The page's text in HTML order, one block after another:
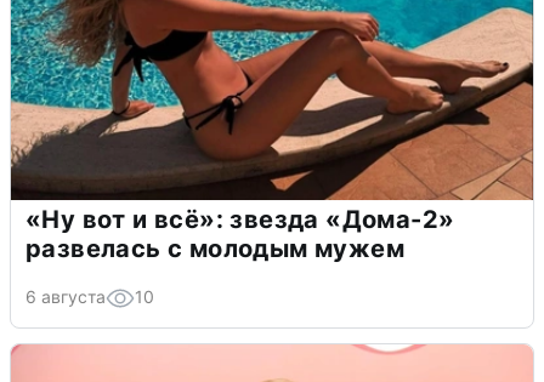
«Ну вот и всё»: звезда «Дома-2»
развелась с молодым мужем
6 августа 10